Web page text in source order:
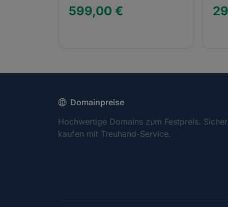
599,00 €
Domainpreise
Hochwertige Domains zum Festpreis. Sicher
kaufen mit Treuhand-Service.